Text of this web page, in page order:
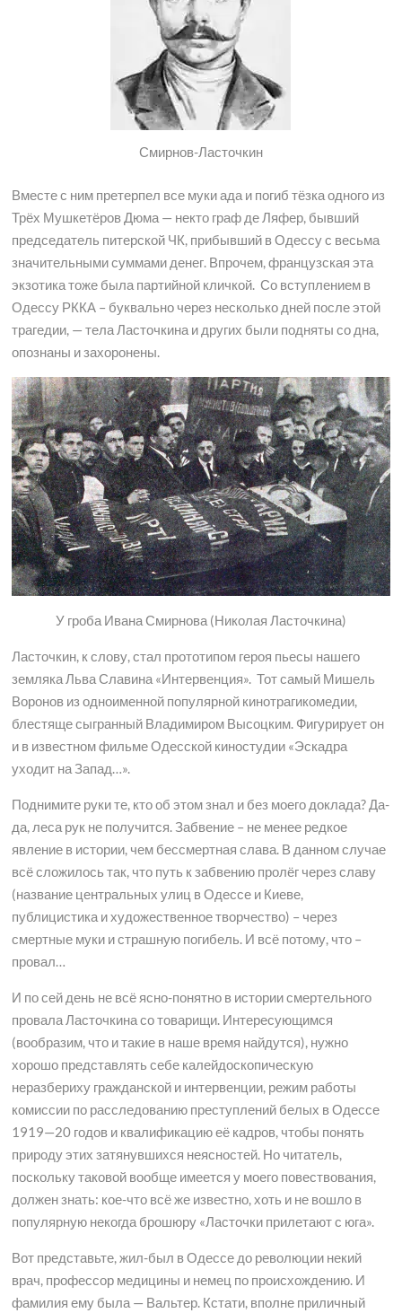
Смирнов-Ласточкин
Вместе с ним претерпел все муки ада и погиб тёзка одного из
Трёх Мушкетёров Дюма — некто граф де Ляфер, бывший
председатель питерской ЧК, прибывший в Одессу с весьма
значительными суммами денег. Впрочем, французская эта
экзотика тоже была партийной кличкой. Со вступлением в
Одессу РККА – буквально через несколько дней после этой
трагедии, — тела Ласточкина и других были подняты со дна,
опознаны и захоронены.
У гроба Ивана Смирнова (Николая Ласточкина)
Ласточкин, к слову, стал прототипом героя пьесы нашего
земляка Льва Славина «Интервенция». Тот самый Мишель
Воронов из одноименной популярной кинотрагикомедии,
блестяще сыгранный Владимиром Высоцким. Фигурирует он
и в известном фильме Одесской киностудии «Эскадра
уходит на Запад…».
Поднимите руки те, кто об этом знал и без моего доклада? Да-
да, леса рук не получится. Забвение – не менее редкое
явление в истории, чем бессмертная слава. В данном случае
всё сложилось так, что путь к забвению пролёг через славу
(название центральных улиц в Одессе и Киеве,
публицистика и художественное творчество) – через
смертные муки и страшную погибель. И всё потому, что –
провал…
И по сей день не всё ясно-понятно в истории смертельного
провала Ласточкина со товарищи. Интересующимся
(вообразим, что и такие в наше время найдутся), нужно
хорошо представлять себе калейдоскопическую
неразбериху гражданской и интервенции, режим работы
комиссии по расследованию преступлений белых в Одессе
1919—20 годов и квалификацию её кадров, чтобы понять
природу этих затянувшихся неясностей. Но читатель,
поскольку таковой вообще имеется у моего повествования,
должен знать: кое-что всё же известно, хоть и не вошло в
популярную некогда брошюру «Ласточки прилетают с юга».
Вот представьте, жил-был в Одессе до революции некий
врач, профессор медицины и немец по происхождению. И
фамилия ему была — Вальтер. Кстати, вполне приличный